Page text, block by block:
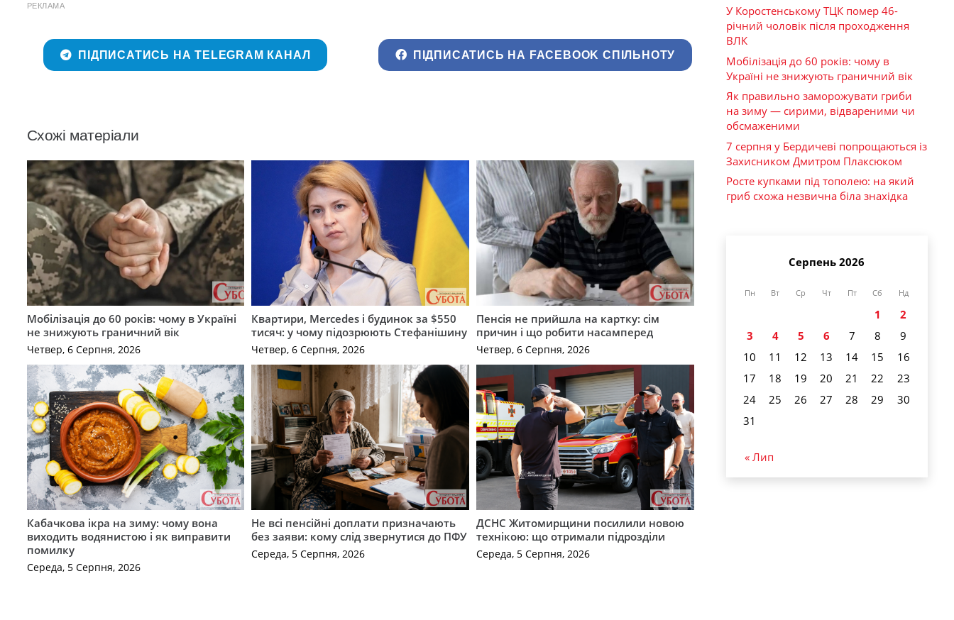
РЕКЛАМА
ПІДПИСАТИСЬ НА TELEGRAM КАНАЛ ПІДПИСАТИСЬ НА FACEBOOK СПІЛЬНОТУ
Схожі матеріали
Мобілізація до 60 років: чому в Україні
не знижують граничний вік
Четвер, 6 Серпня, 2026
Квартири, Mercedes і будинок за $550
тисяч: у чому підозрюють Стефанішину
Четвер, 6 Серпня, 2026
Пенсія не прийшла на картку: сім
причин і що робити насамперед
Четвер, 6 Серпня, 2026
Кабачкова ікра на зиму: чому вона
виходить водянистою і як виправити
помилку
Середа, 5 Серпня, 2026
Не всі пенсійні доплати призначають
без заяви: кому слід звернутися до ПФУ
Середа, 5 Серпня, 2026
ДСНС Житомирщини посилили новою
технікою: що отримали підрозділи
Середа, 5 Серпня, 2026
У Коростенському ТЦК помер 46-
річний чоловік після проходження
ВЛК
Мобілізація до 60 років: чому в
Україні не знижують граничний вік
Як правильно заморожувати гриби
на зиму — сирими, відвареними чи
обсмаженими
7 серпня у Бердичеві попрощаються із
Захисником Дмитром Плаксюком
Росте купками під тополею: на який
гриб схожа незвична біла знахідка
Серпень 2026
Пн Вт Ср Чт Пт Сб Нд
1
2
3
4 5 6 7 8
9
10
11 12 13 14 15
16
17
18 19 20 21 22
23
24
25 26 27 28 29
30
31
« Лип